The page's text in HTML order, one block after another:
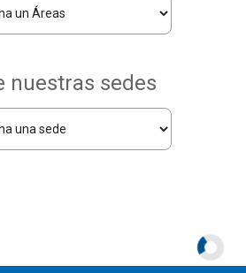
nuestras sedes